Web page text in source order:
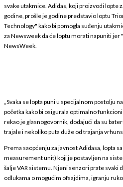
svake utakmice. Adidas, koji proizvodi lopte
godine, prošle je godine predstavio loptu
Technology" kako bi pomogla suđenju
za Newsweek da će loptu morati napuniti jer
NewsWeek.
„Svaka se lopta puni u specijalnom postolju
početka kako bi osigurala optimalno
rekao je glasnogovornik, dodajući da su
trajale i nekoliko puta duže od trajanja
Prema saopćenju za javnost Adidasa, lopta
measurement unit) koji je postavljen na
šalje VAR sistemu. Njeni senzori prate svaki
odlukama o mogućim ofsajdima, igranju